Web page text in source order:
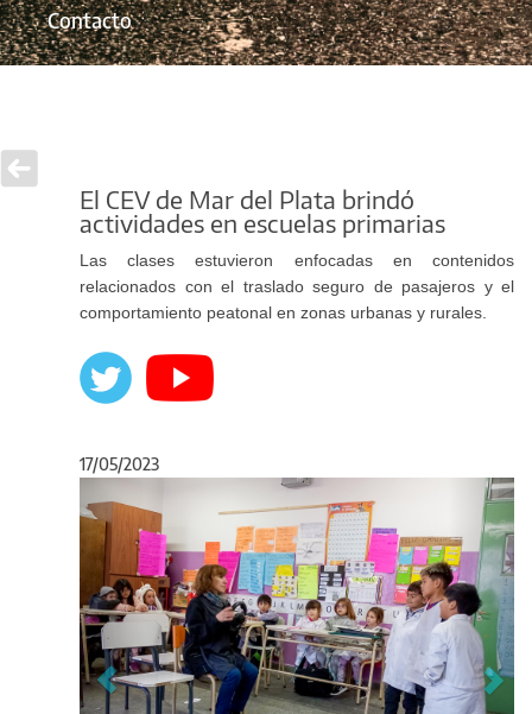
Contacto
El CEV de Mar del Plata brindó
actividades en escuelas primarias
Las clases estuvieron enfocadas en contenidos
relacionados con el traslado seguro de pasajeros y el
comportamiento peatonal en zonas urbanas y rurales.
17/05/2023
Anterior